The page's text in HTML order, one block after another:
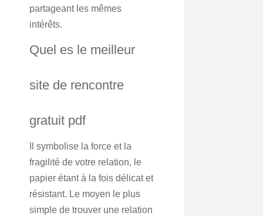
partageant les mêmes
intérêts.
Quel es le meilleur
site de rencontre
gratuit pdf
Il symbolise la force et la
fragilité de votre relation, le
papier étant à la fois délicat et
résistant. Le moyen le plus
simple de trouver une relation